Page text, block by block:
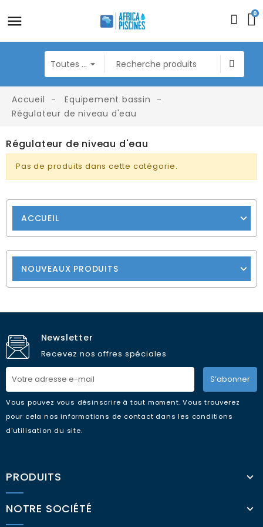
0
Accueil
Equipement bassin
Régulateur de niveau d'eau
ACCUEIL
NOUVEAUX PRODUITS
Régulateur de niveau d'eau
Pas de produits dans cette catégorie.
Newsletter
Recevez nos offres spéciales
S’abonner
Vous pouvez vous désinscrire à tout moment. Vous trouverez
pour cela nos informations de contact dans les conditions
d'utilisation du site.
PRODUITS
NOTRE SOCIÉTÉ